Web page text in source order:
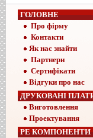
ГОЛОВНЕ
Про фірму
Контакти
Як нас знайти
Партнери
Сертифікати
Відгуки про нас
ДРУКОВАНІ
Виготовлення
Проектування
РЕ КОМПОНЕНТИ